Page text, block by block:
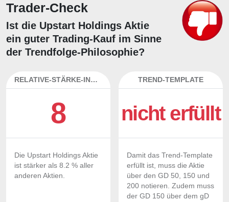
Trader-Check
Ist die Upstart Holdings Aktie
ein guter Trading-Kauf im Sinne
der Trendfolge-Philosophie?
RELATIVE-STÄRKE-INDEX
8
Die Upstart Holdings Aktie
ist stärker als 8.2 % aller
anderen Aktien.
TREND-TEMPLATE
nicht erfüllt
Damit das Trend-Template
erfüllt ist, muss die Aktie
über den GD 50, 150 und
200 notieren. Zudem muss
der GD 150 über dem gD